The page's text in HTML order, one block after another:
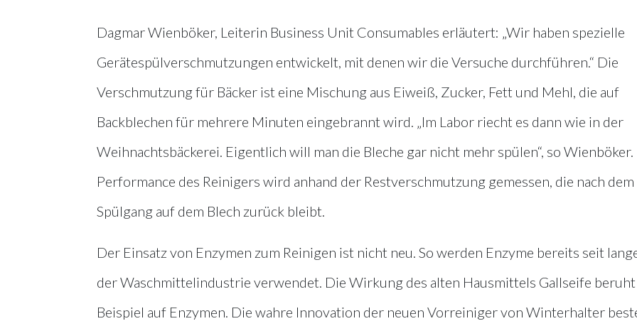
Dagmar Wienböker, Leiterin Business Unit Consumables erläutert: „Wir haben spezielle
Gerätespülverschmutzungen entwickelt, mit denen wir die Versuche durchführen.“ Die
Verschmutzung für Bäcker ist eine Mischung aus Eiweiß, Zucker, Fett und Mehl, die auf
Backblechen für mehrere Minuten eingebrannt wird. „Im Labor riecht es dann wie in der
Weihnachtsbäckerei. Eigentlich will man die Bleche gar nicht mehr spülen“, so Wienböker.
Performance des Reinigers wird anhand der Restverschmutzung gemessen, die nach dem
Spülgang auf dem Blech zurück bleibt.
Der Einsatz von Enzymen zum Reinigen ist nicht neu. So werden Enzyme bereits seit
der Waschmittelindustrie verwendet. Die Wirkung des alten Hausmittels Gallseife beruht
Beispiel auf Enzymen. Die wahre Innovation der neuen Vorreiniger von Winterhalter